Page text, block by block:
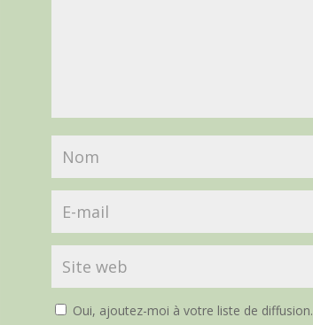
Oui, ajoutez-moi à votre liste de diffusion.